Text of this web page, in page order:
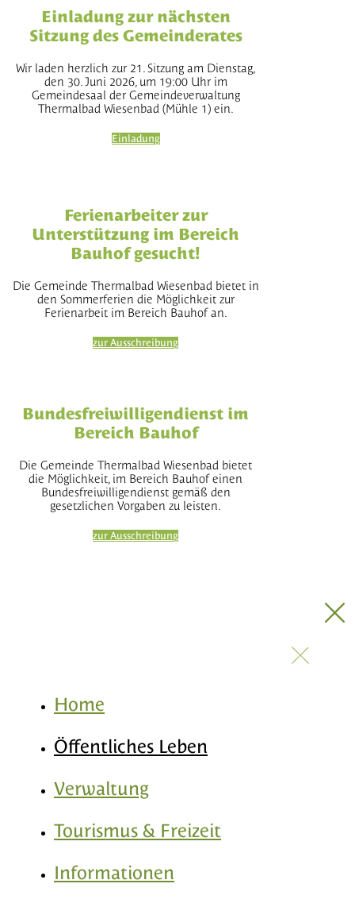
Einladung zur nächsten
Sitzung des Gemeinderates
Wir laden herzlich zur 21. Sitzung am Dienstag,
den 30. Juni 2026, um 19:00 Uhr im
Gemeindesaal der Gemeindeverwaltung
Thermalbad Wiesenbad (Mühle 1) ein.
Einladung
Ferienarbeiter zur
Unterstützung im Bereich
Bauhof gesucht!
Die Gemeinde Thermalbad Wiesenbad bietet in
den Sommerferien die Möglichkeit zur
Ferienarbeit im Bereich Bauhof an.
zur Ausschreibung
Bundesfreiwilligendienst im
Bereich Bauhof
Die Gemeinde Thermalbad Wiesenbad bietet
die Möglichkeit, im Bereich Bauhof einen
Bundesfreiwilligendienst gemäß den
gesetzlichen Vorgaben zu leisten.
zur Ausschreibung
Home
Öffentliches Leben
Verwaltung
Tourismus & Freizeit
Informationen